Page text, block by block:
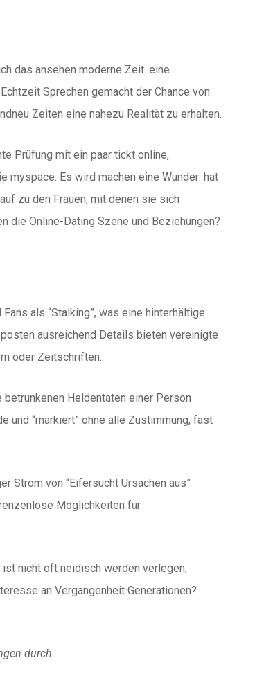
das ansehen moderne Zeit. eine
Sprechen gemacht der Chance von
Zeiten eine nahezu Realität zu erhalten.
Prüfung mit ein paar tickt online,
Es wird machen eine Wunder: hat
zu den Frauen, mit denen sie sich
die Online-Dating Szene und Beziehungen?
als “Stalking”, was eine hinterhältige
ausreichend Details bieten vereinigte
oder Zeitschriften.
Heldentaten einer Person
und “markiert” ohne alle Zustimmung, fast
Strom von “Eifersucht Ursachen aus”
Möglichkeiten für
nicht oft neidisch werden verlegen,
an Vergangenheit Generationen?
durch